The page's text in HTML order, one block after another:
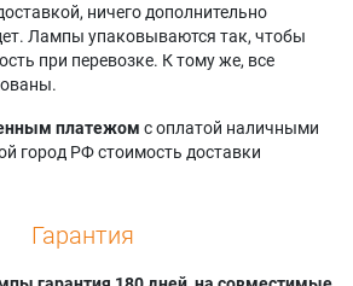
ничего дополнительно
Лампы упаковываются так, чтобы
при перевозке. К тому же, все
платежом с оплатой наличными
город РФ стоимость доставки
Гарантия